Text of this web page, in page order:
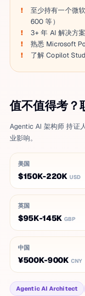
至少持有一个微
600 等）
3+ 年 AI 解决方
熟悉 Microsoft
了解 Copilot
值不值得考？
Agentic AI 架构师 持证
业影响。
美国
$150K-220K USD
英国
$95K-145K GBP
中国
¥500K-900K CNY
Agentic AI Architect